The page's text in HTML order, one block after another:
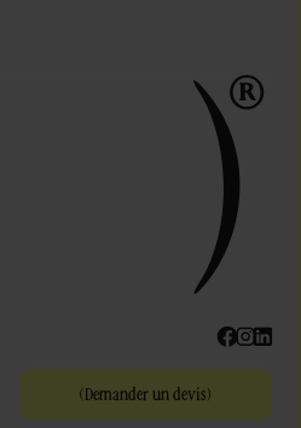
(Demander un devis)